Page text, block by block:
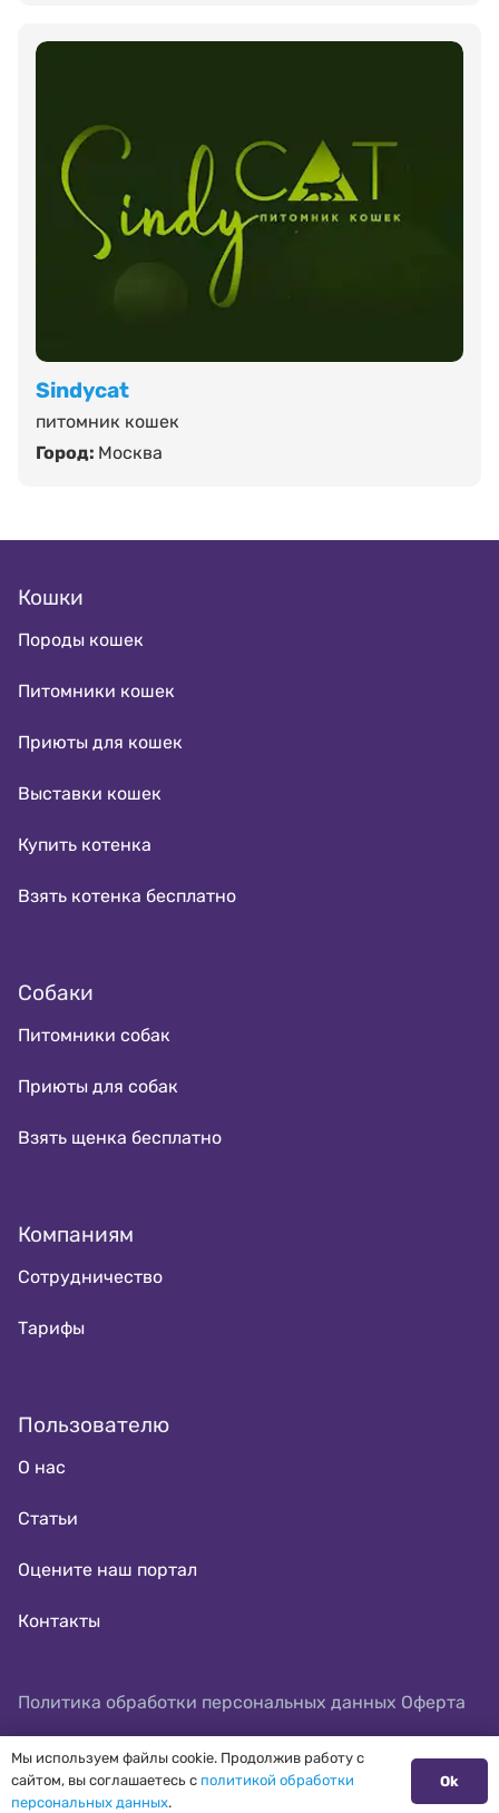
Sindycat
питомник кошек
Город: Москва
Кошки
Породы кошек
Питомники кошек
Приюты для кошек
Выставки кошек
Купить котенка
Взять котенка бесплатно
Собаки
Питомники собак
Приюты для собак
Взять щенка бесплатно
Компаниям
Сотрудничество
Тарифы
Пользователю
О нас
Статьи
Оцените наш портал
Контакты
Политика обработки персональных данных Оферта
Мы используем файлы cookie. Продолжив работу с
сайтом, вы соглашаетесь с политикой обработки
персональных данных.
Ok